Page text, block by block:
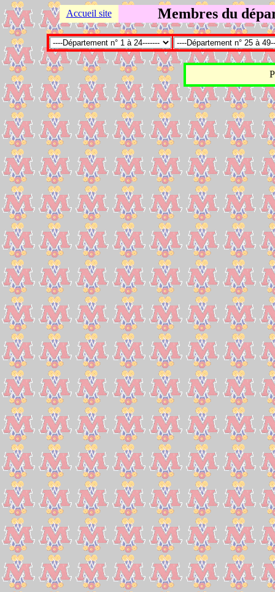
Accueil site Membres du